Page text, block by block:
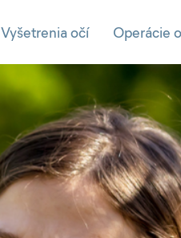
Vyšetrenia očí Operácie